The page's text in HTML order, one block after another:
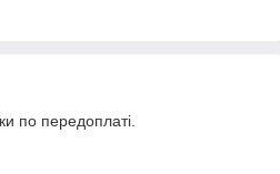
по передоплаті.